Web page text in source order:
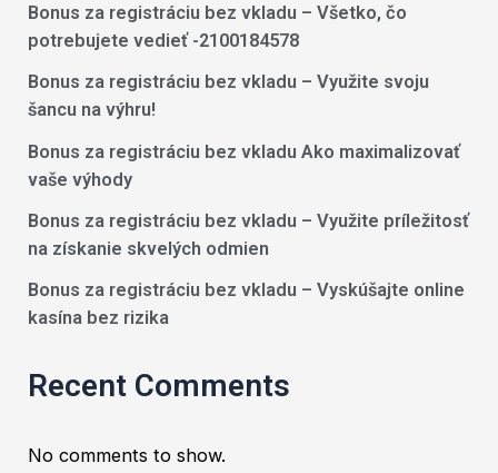
Bonus za registráciu bez vkladu – Všetko, čo
potrebujete vedieť -2100184578
Bonus za registráciu bez vkladu – Využite svoju
šancu na výhru!
Bonus za registráciu bez vkladu Ako maximalizovať
vaše výhody
Bonus za registráciu bez vkladu – Využite príležitosť
na získanie skvelých odmien
Bonus za registráciu bez vkladu – Vyskúšajte online
kasína bez rizika
Recent Comments
No comments to show.